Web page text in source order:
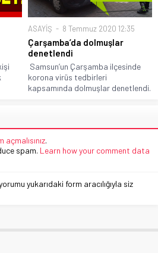
ASAYİŞ 8 Temmuz 2020 12:35
Çarşamba’da dolmuşlar
denetlendi
Samsun’un Çarşamba ilçesinde
korona virüs tedbirleri
kapsamında dolmuşlar denetlendi.
açmalısınız.
spam. Learn how your comment data
yukarıdaki form aracılığıyla siz